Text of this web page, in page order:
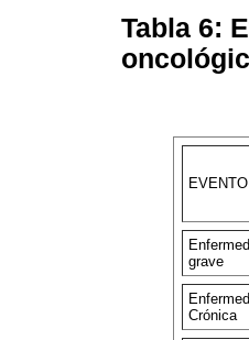
Tabla 6:
EVENTO
grave
Crónica